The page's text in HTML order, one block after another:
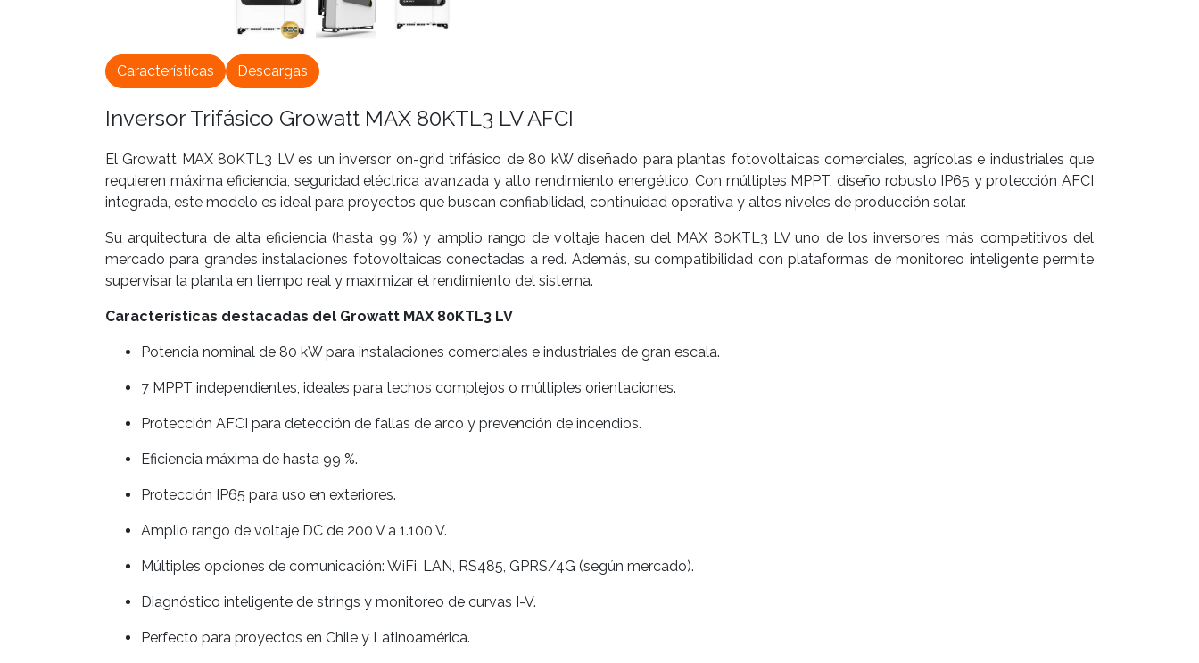
Inversor Trifásico Growatt MAX 80KTL3 LV AFCI
El Growatt MAX 80KTL3 LV es un inversor on-grid trifásico de 80 kW diseñado para plantas fotovoltaicas comerciales, agrícolas e industriales que
requieren máxima eficiencia, seguridad eléctrica avanzada y alto rendimiento energético. Con múltiples MPPT, diseño robusto IP65 y protección AFCI
integrada, este modelo es ideal para proyectos que buscan confiabilidad, continuidad operativa y altos niveles de producción solar.
Su arquitectura de alta eficiencia (hasta 99 %) y amplio rango de voltaje hacen del MAX 80KTL3 LV uno de los inversores más competitivos del
mercado para grandes instalaciones fotovoltaicas conectadas a red. Además, su compatibilidad con plataformas de monitoreo inteligente permite
supervisar la planta en tiempo real y maximizar el rendimiento del sistema.
Características destacadas del Growatt MAX 80KTL3 LV
Potencia nominal de 80 kW para instalaciones comerciales e industriales de gran escala.
7 MPPT independientes, ideales para techos complejos o múltiples orientaciones.
Protección AFCI para detección de fallas de arco y prevención de incendios.
Eficiencia máxima de hasta 99 %.
Protección IP65 para uso en exteriores.
Amplio rango de voltaje DC de 200 V a 1.100 V.
Múltiples opciones de comunicación: WiFi, LAN, RS485, GPRS/4G (según mercado).
Diagnóstico inteligente de strings y monitoreo de curvas I-V.
Perfecto para proyectos en Chile y Latinoamérica.
Características Descargas